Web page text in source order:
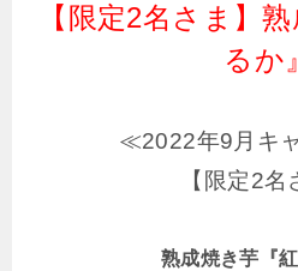
【限定2名さま】
るか』
≪2022年9月キ
【限定2名
熟成焼き芋『紅